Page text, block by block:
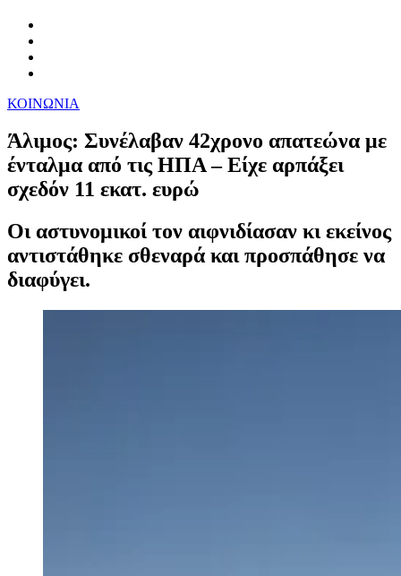
ΚΟΙΝΩΝΙΑ
Άλιμος: Συνέλαβαν 42χρονο απατεώνα με
ένταλμα από τις ΗΠΑ – Είχε αρπάξει
σχεδόν 11 εκατ. ευρώ
Οι αστυνομικοί τον αιφνιδίασαν κι εκείνος
αντιστάθηκε σθεναρά και προσπάθησε να
διαφύγει.